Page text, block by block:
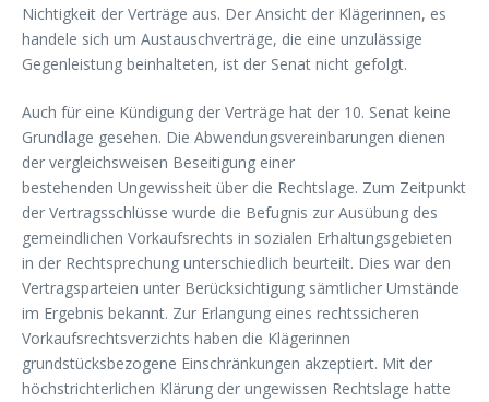
Nichtigkeit der Verträge aus. Der Ansicht der Klägerinnen, es
handele sich um Austauschverträge, die eine unzulässige
Gegenleistung beinhalteten, ist der Senat nicht gefolgt.
Auch für eine Kündigung der Verträge hat der 10. Senat keine
Grundlage gesehen. Die Abwendungsvereinbarungen dienen
der vergleichsweisen Beseitigung einer
bestehenden Ungewissheit über die Rechtslage. Zum Zeitpunkt
der Vertragsschlüsse wurde die Befugnis zur Ausübung des
gemeindlichen Vorkaufsrechts in sozialen Erhaltungs­gebieten
in der Rechtsprechung unterschiedlich beurteilt. Dies war den
Vertragsparteien unter Berücksichtigung sämtlicher Umstände
im Ergebnis bekannt. Zur Erlangung eines rechtssicheren
Vorkaufsrechtsverzichts haben die Klägerinnen
grundstücksbezogene Einschränkungen akzeptiert. Mit der
höchstrichterlichen Klärung der ungewissen Rechtslage hatte